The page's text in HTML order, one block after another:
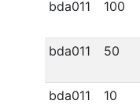
bda011 100
bda011 50
bda011 10